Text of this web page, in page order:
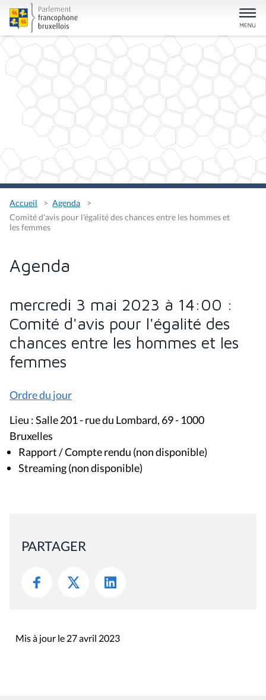
Accueil
Agenda
Comité d'avis pour l'égalité des chances entre les hommes et
les femmes
Agenda
mercredi 3 mai 2023 à 14:00 :
Comité d'avis pour l'égalité des
chances entre les hommes et les
femmes
Ordre du jour
Lieu : Salle 201 - rue du Lombard, 69 - 1000
Bruxelles
Rapport / Compte rendu (non disponible)
Streaming (non disponible)
PARTAGER
Mis à jour le 27 avril 2023